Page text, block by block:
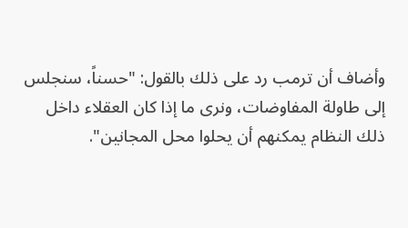
وأضاف أن ترمب رد على ذلك بالقول: "حسناً، سنجلس
إلى طاولة المفاوضات، ونرى ما إذا كان العقلاء داخل
ذلك النظام يمكنهم أن يحلوا محل المجانين".